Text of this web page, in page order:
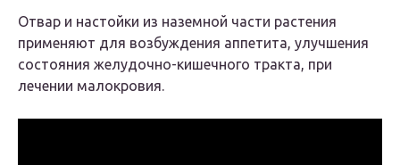
Отвар и настойки из наземной части растения
применяют для возбуждения аппетита, улучшения
состояния желудочно-кишечного тракта, при
лечении малокровия.